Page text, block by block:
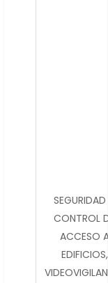
CONTROL
ACCESO
EDIFICIOS,